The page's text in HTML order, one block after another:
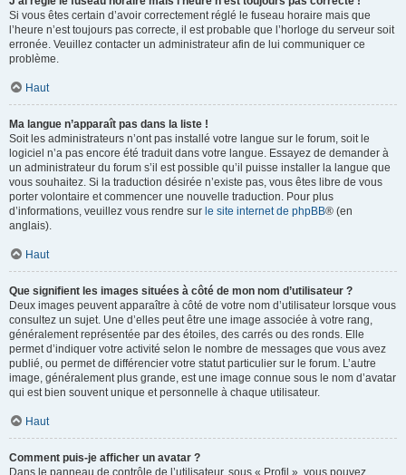
Si vous êtes certain d’avoir correctement réglé le fuseau horaire mais que
l’heure n’est toujours pas correcte, il est probable que l’horloge du serveur soit
erronée. Veuillez contacter un administrateur afin de lui communiquer ce
problème.
Haut
Ma langue n’apparaît pas dans la liste !
Soit les administrateurs n’ont pas installé votre langue sur le forum, soit le
logiciel n’a pas encore été traduit dans votre langue. Essayez de demander à
un administrateur du forum s’il est possible qu’il puisse installer la langue que
vous souhaitez. Si la traduction désirée n’existe pas, vous êtes libre de vous
porter volontaire et commencer une nouvelle traduction. Pour plus
d’informations, veuillez vous rendre sur le site internet de phpBB® (en
anglais).
Haut
Que signifient les images situées à côté de mon nom d’utilisateur ?
Deux images peuvent apparaître à côté de votre nom d’utilisateur lorsque vous
consultez un sujet. Une d’elles peut être une image associée à votre rang,
généralement représentée par des étoiles, des carrés ou des ronds. Elle
permet d’indiquer votre activité selon le nombre de messages que vous avez
publié, ou permet de différencier votre statut particulier sur le forum. L’autre
image, généralement plus grande, est une image connue sous le nom d’avatar
qui est bien souvent unique et personnelle à chaque utilisateur.
Haut
Comment puis-je afficher un avatar ?
Dans le panneau de contrôle de l’utilisateur, sous « Profil », vous pouvez